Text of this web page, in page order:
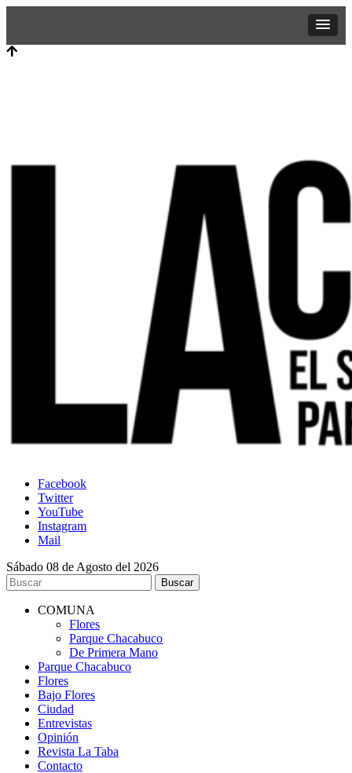
Facebook
Twitter
YouTube
Instagram
Mail
Sábado 08 de Agosto del 2026
COMUNA
Flores
Parque Chacabuco
De Primera Mano
Parque Chacabuco
Flores
Bajo Flores
Ciudad
Entrevistas
Opinión
Revista La Taba
Contacto